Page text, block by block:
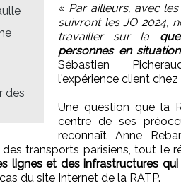
des
« Par ailleurs, avec
suivront les JO 2024,
travailler sur la
personnes en
Sébastien
l'expérience client chez
Une question que la
centre de ses
reconnaît Anne
transports parisiens, tout le
lignes et des infrastructures
du site Internet de la RATP.